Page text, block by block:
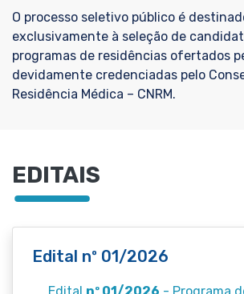
O processo seletivo público é
exclusivamente à seleção de
programas de residências ofertados
devidamente credenciadas pelo
Residência Médica – CNRM.
EDITAIS
Edital nº 01/2026